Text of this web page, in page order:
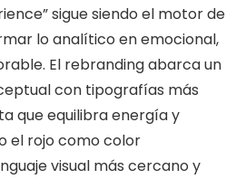
sigue siendo el motor de
lo analítico en emocional,
El rebranding abarca un
con tipografías más
que equilibra energía y
el rojo como color
visual más cercano y